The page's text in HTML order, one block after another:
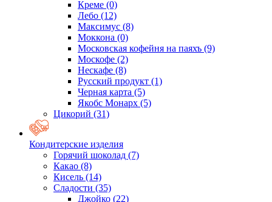
Креме (0)
Лебо (12)
Максимус (8)
Моккона (0)
Московская кофейня на паяхъ (9)
Москофе (2)
Нескафе (8)
Русский продукт (1)
Черная карта (5)
Якобс Монарх (5)
Цикорий (31)
Кондитерские изделия
Горячий шоколад (7)
Какао (8)
Кисель (14)
Сладости (35)
Джойко (22)